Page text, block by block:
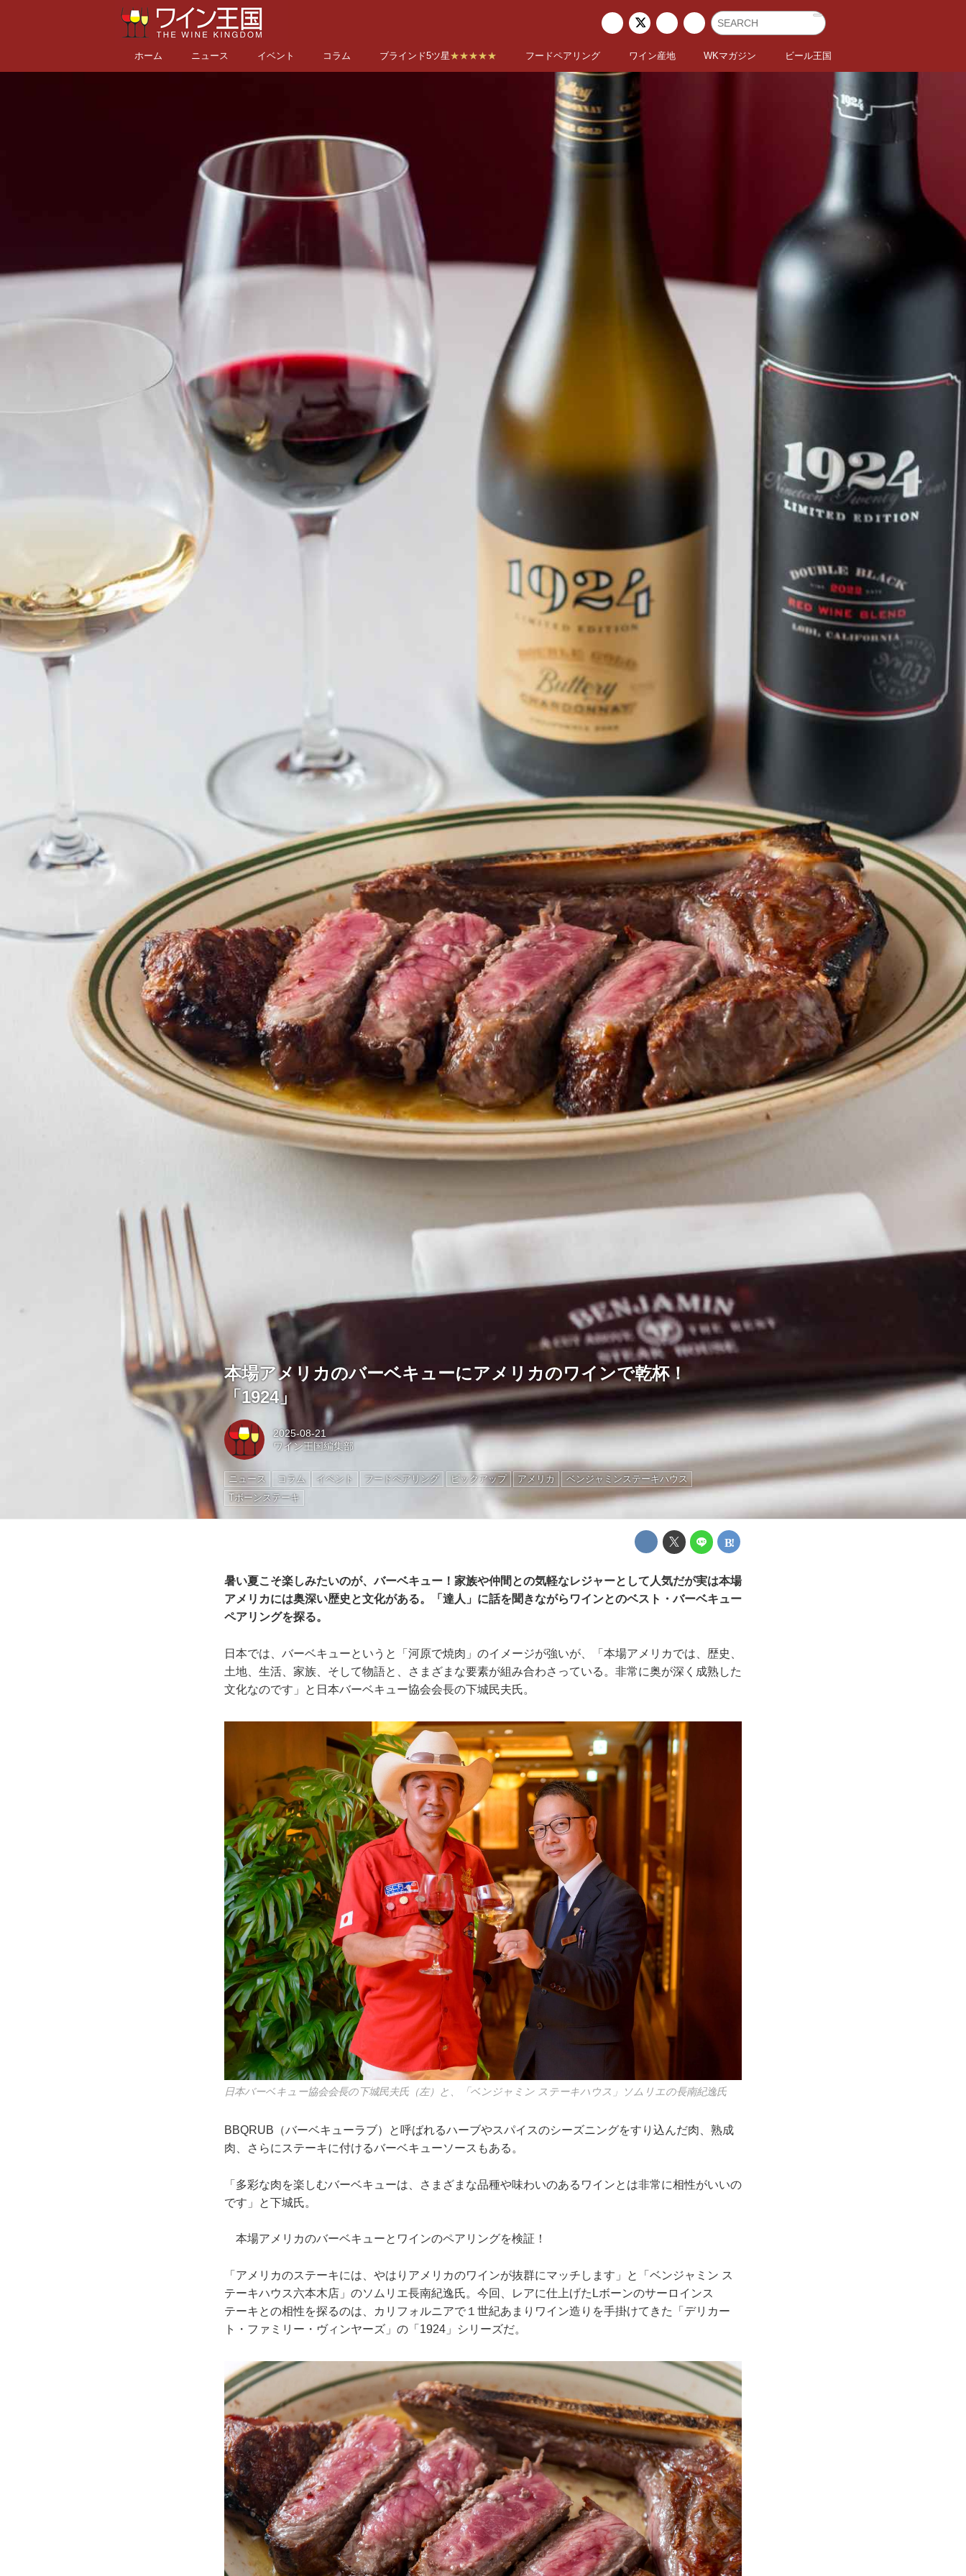
ホーム ニュース イベント コラム ブラインド5ツ星★★★★★ フードペアリング ワイン産地 WKマガジン ビール王国
本場アメリカのバーベキューにアメリカのワインで乾杯！
「1924」
2025-08-21
ワイン王国編集部
ニュース コラム イベント フードペアリング ピックアップ アメリカ
ベンジャミンステーキハウス
Tボーンステーキ
暑い夏こそ楽しみたいのが、バーベキュー！家族や仲間との気軽なレジャーとして人気だが実は本場
アメリカには奥深い歴史と文化がある。「達人」に話を聞きながらワインとのベスト・バーベキュー
ペアリングを探る。
日本では、バーベキューというと「河原で焼肉」のイメージが強いが、「本場アメリカでは、歴史、
土地、生活、家族、そして物語と、さまざまな要素が組み合わさっている。非常に奥が深く成熟した
文化なのです」と日本バーベキュー協会会長の下城民夫氏。
日本バーベキュー協会会長の下城民夫氏（左）と、「ベンジャミン ステーキハウス」ソムリエの長南紀逸氏
BBQRUB（バーベキューラブ）と呼ばれるハーブやスパイスのシーズニングをすり込んだ肉、熟成
肉、さらにステーキに付けるバーベキューソースもある。
「多彩な肉を楽しむバーベキューは、さまざまな品種や味わいのあるワインとは非常に相性がいいの
です」と下城氏。
本場アメリカのバーベキューとワインのペアリングを検証！
「アメリカのステーキには、やはりアメリカのワインが抜群にマッチします」と「ベンジャミン ス
テーキハウス六本木店」のソムリエ長南紀逸氏。今回、レアに仕上げたLボーンのサーロインス
テーキとの相性を探るのは、カリフォルニアで１世紀あまりワイン造りを手掛けてきた「デリカー
ト・ファミリー・ヴィンヤーズ」の「1924」シリーズだ。